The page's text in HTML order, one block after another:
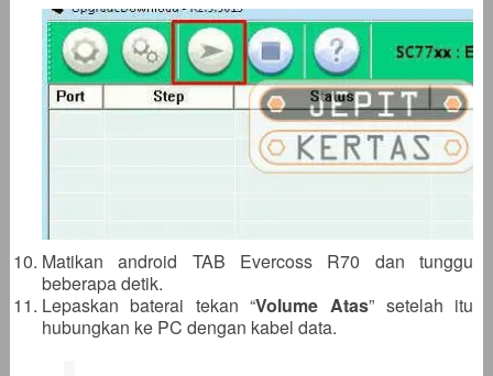
Matikan android TAB Evercoss R70 dan tunggu
beberapa detik.
Lepaskan baterai tekan “Volume Atas” setelah itu
hubungkan ke PC dengan kabel data.